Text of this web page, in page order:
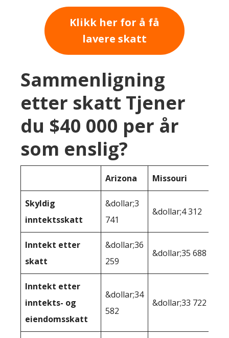
Klikk her for å få
lavere skatt
Sammenligning
etter skatt Tjener
du $40 000 per år
som enslig?
Arizona Missouri
Skyldig
inntektsskatt
&dollar;3
741
&dollar;4 312
Inntekt etter
skatt
&dollar;36
259
&dollar;35 688
Inntekt etter
inntekts- og
eiendomsskatt
&dollar;34
582
&dollar;33 722